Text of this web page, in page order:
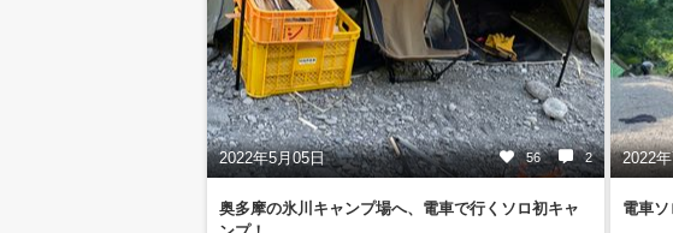
2022年5月05日 56 2
奥多摩の氷川キャンプ場へ、電車で行くソロ初キャ
2022
電車